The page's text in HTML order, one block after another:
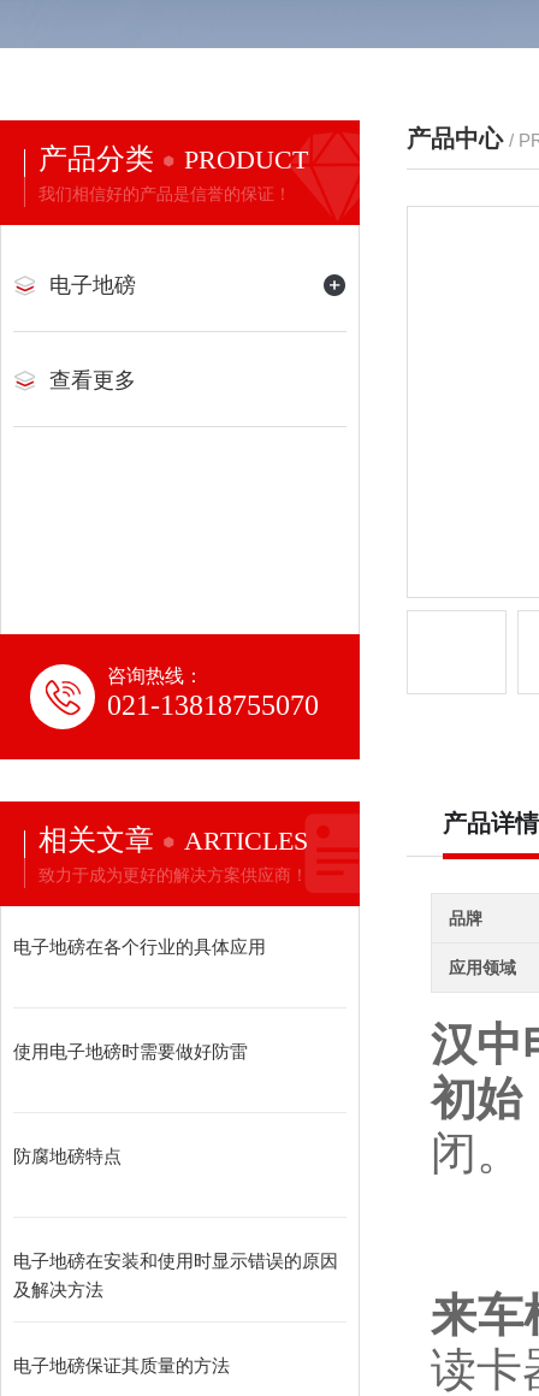
产品分类 PRODUCT
我们相信好的产品是信誉的保证！
电子地磅
查看更多
咨询热线：
021-13818755070
相关文章 ARTICLES
致力于成为更好的解决方案供应商！
电子地磅在各个行业的具体应用
使用电子地磅时需要做好防雷
防腐地磅特点
电子地磅在安装和使用时显示错误的原因
及解决方法
电子地磅保证其质量的方法
产品中心 /
产品详情
品牌
应用领域
汉中
初始
闭。
来车
读卡